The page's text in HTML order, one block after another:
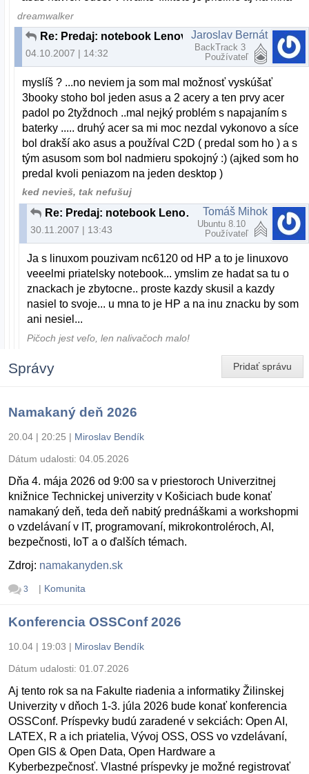
dreamwalker
Re: Predaj: notebook Lenovo 3000 C200
04.10.2007 | 14:32
Jaroslav Bernát
BackTrack 3
Používateľ
myslíš ? ...no neviem ja som mal možnosť vyskúšať
3booky stoho bol jeden asus a 2 acery a ten prvy acer
padol po 2tyždnoch ..mal nejký problém s napajaním s
baterky ..... druhý acer sa mi moc nezdal vykonovo a síce
bol drakší ako asus a používal C2D ( predal som ho ) a s
tým asusom som bol nadmieru spokojný :) (ajked som ho
predal kvoli peniazom na jeden desktop )
ked nevieš, tak nefušuj
Re: Predaj: notebook Lenovo 3000 C200
30.11.2007 | 13:43
Tomáš Mihok
Ubuntu 8.10
Používateľ
Ja s linuxom pouzivam nc6120 od HP a to je linuxovo
veeelmi priatelsky notebook... ymslim ze hadat sa tu o
znackach je zbytocne.. proste kazdy skusil a kazdy
nasiel to svoje... u mna to je HP a na inu znacku by som
ani nesiel...
Pičoch jest veľo, len nalivačoch malo!
Pridať správu
Správy
Namakaný deň 2026
20.04 | 20:25 | Miroslav Bendík
Dátum udalosti: 04.05.2026
Dňa 4. mája 2026 od 9:00 sa v priestoroch Univerzitnej
knižnice Technickej univerzity v Košiciach bude konať
namakaný deň, teda deň nabitý prednáškami a workshopmi
o vzdelávaní v IT, programovaní, mikrokontroléroch, AI,
bezpečnosti, IoT a o ďalších témach.
Zdroj: namakanyden.sk
3 | Komunita
Konferencia OSSConf 2026
10.04 | 19:03 | Miroslav Bendík
Dátum udalosti: 01.07.2026
Aj tento rok sa na Fakulte riadenia a informatiky Žilinskej
Univerzity v dňoch 1-3. júla 2026 bude konať konferencia
OSSConf. Príspevky budú zaradené v sekciách: Open AI,
LATEX, R a ich priatelia, Vývoj OSS, OSS vo vzdelávaní,
Open GIS & Open Data, Open Hardware a
Kyberbezpečnosť. Vlastné príspevky je možné registrovať